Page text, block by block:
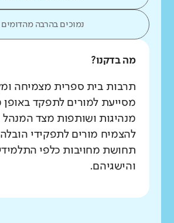
נמוכים בהרבה מהדומים
מה בדקנו?
תרבות בית ספרית מצמיחה
מסייעת למורים לתפקד באופן
מנהיגות ושותפות מצד המנהל
להצמיח מורים לתפקידי הובלה
תחושת מחויבות כלפי
והישגיהם.